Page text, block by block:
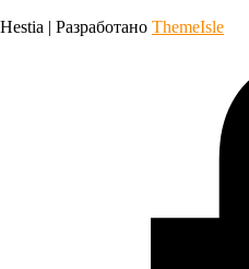
Hestia | Разработано ThemeIsle